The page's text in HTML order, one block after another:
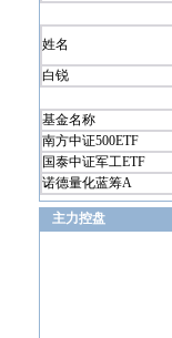
姓名
白锐
基金名称
南方中证500ETF
国泰中证军工ETF
诺德量化蓝筹A
主力控盘